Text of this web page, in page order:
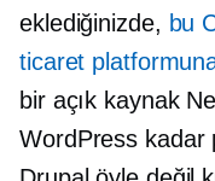
eklediğinizde, bu
ticaret
bir açık kaynak
WordPress kadar